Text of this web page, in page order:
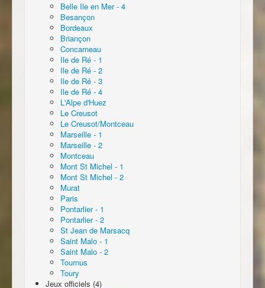
Belle Ile en Mer - 4
Besançon
Bordeaux
Briançon
Concarneau
Ile de Ré - 1
Ile de Ré - 2
Ile de Ré - 3
Ile de Ré - 4
L'Alpe d'Huez
Le Creusot
Le Creusot/Montceau
Marseille - 1
Marseille - 2
Montceau
Mont St Michel - 1
Mont St Michel - 2
Murat
Paris
Pontarlier - 1
Pontarlier - 2
St Jean de Marsacq
Saint Malo - 1
Saint Malo - 2
Tournus
Toury
Jeux officiels (4)